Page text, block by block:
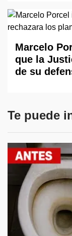
Marcelo
que la
de su
Te puede